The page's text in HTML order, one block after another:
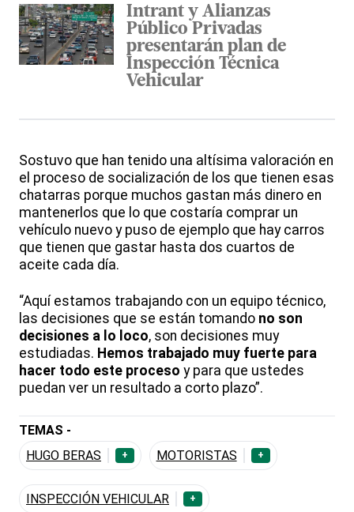
Intrant y Alianzas
Público Privadas
presentarán plan de
Inspección Técnica
Vehicular
Sostuvo que han tenido una altísima valoración en
el proceso de socialización de los que tienen esas
chatarras porque muchos gastan más dinero en
mantenerlos que lo que costaría comprar un
vehículo nuevo y puso de ejemplo que hay carros
que tienen que gastar hasta dos cuartos de
aceite cada día.
“Aquí estamos trabajando con un equipo técnico,
las decisiones que se están tomando no son
decisiones a lo loco, son decisiones muy
estudiadas. Hemos trabajado muy fuerte para
hacer todo este proceso y para que ustedes
puedan ver un resultado a corto plazo”.
TEMAS -
HUGO BERAS
+ MOTORISTAS +
INSPECCIÓN VEHICULAR +